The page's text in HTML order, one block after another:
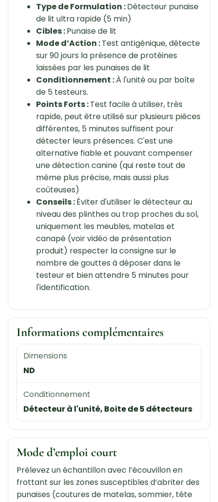
Type de Formulation :Détecteur punaise
de lit ultra rapide (5 min)
Cibles :Punaise de lit
Mode d’Action :Test antigénique, détecte
sur 90 jours la présence de protéines
laissées par les punaises de lit
Conditionnement :À l'unité ou par boîte
de 5 testeurs.
Points Forts :Test facile à utiliser, très
rapide, peut être utilisé sur plusieurs pièces
différentes, 5 minutes suffisent pour
détecter leurs présences. C'est une
alternative fiable et pouvant compenser
une détection canine (qui reste tout de
même plus précise, mais aussi plus
coûteuses)
Conseils :Éviter d'utiliser le détecteur au
niveau des plinthes ou trop proches du sol,
uniquement les meubles, matelas et
canapé (voir vidéo de présentation
produit) respecter la consigne sur le
nombre de gouttes à déposer dans le
testeur et bien attendre 5 minutes pour
l'identification.
Informations complémentaires
Dimensions
ND
Conditionnement
Détecteur à l'unité, Boite de 5 détecteurs
Mode d’emploi court
Prélevez un échantillon avec l’écouvillon en
frottant sur les zones susceptibles d’abriter des
punaises (coutures de matelas, sommier, tête